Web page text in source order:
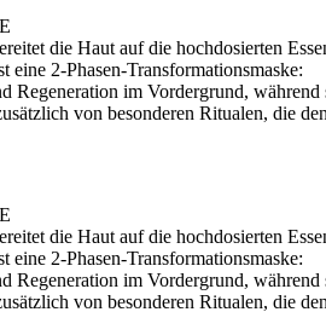
die Haut auf die hochdosierten
2-Phasen-Transformationsmaske:
Regeneration im Vordergrund,
von besonderen Ritualen, die
die Haut auf die hochdosierten
2-Phasen-Transformationsmaske:
Regeneration im Vordergrund,
von besonderen Ritualen, die